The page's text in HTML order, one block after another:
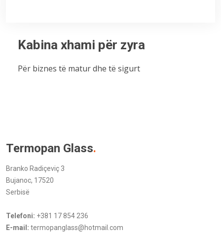
Kabina xhami për zyra
Për biznes të matur dhe të sigurt
Termopan Glass.
Branko Radiçeviç 3
Bujanoc, 17520
Serbisë
Telefoni: +381 17 854 236
E-mail: termopanglass@hotmail.com